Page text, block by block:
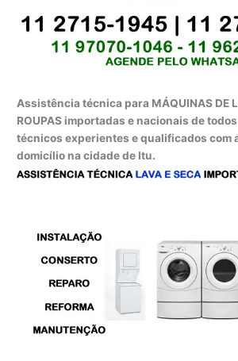
Assistência técnica para MÁQUINAS DE
ROUPAS importadas e nacionais de
técnicos experientes e qualificados com
domicílio na cidade de Itu.